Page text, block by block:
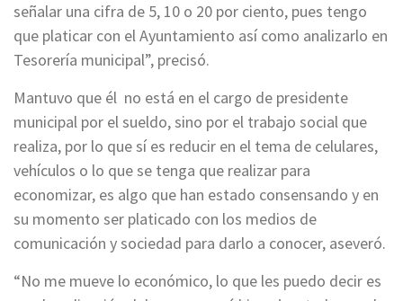
señalar una cifra de 5, 10 o 20 por ciento, pues tengo
que platicar con el Ayuntamiento así como analizarlo en
Tesorería municipal”, precisó.
Mantuvo que él no está en el cargo de presidente
municipal por el sueldo, sino por el trabajo social que
realiza, por lo que sí es reducir en el tema de celulares,
vehículos o lo que se tenga que realizar para
economizar, es algo que han estado consensando y en
su momento ser platicado con los medios de
comunicación y sociedad para darlo a conocer, aseveró.
“No me mueve lo económico, lo que les puedo decir es